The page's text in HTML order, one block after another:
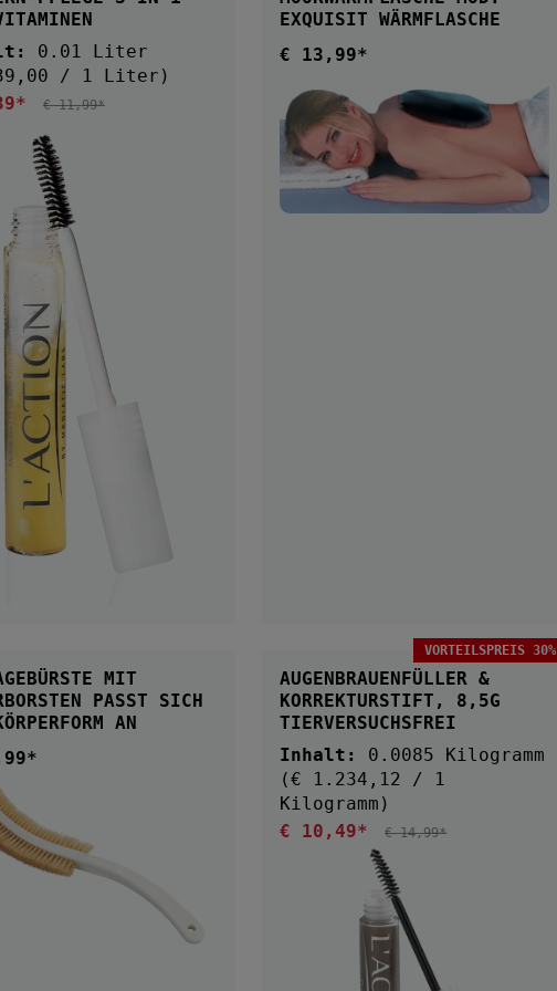
0.01 Liter
/ 1 Liter)
REGULÄRER PREIS:
€ 11,99*
EXQUISIT WÄRMFLASCHE
Regulärer Preis:
€ 13,99*
MIT
PASST SICH
AN
Preis:
VORTEILSPREIS 30%
AUGENBRAUENFÜLLER &
KORREKTURSTIFT, 8,5G
TIERVERSUCHSFREI
Inhalt: 0.0085 Kilogramm
(€ 1.234,12 / 1
Kilogramm)
Verkaufspreis:
€ 10,49* REGULÄRER PREIS:
€ 14,99*